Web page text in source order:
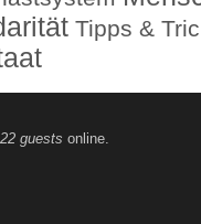
Tipps &
22 guests online.